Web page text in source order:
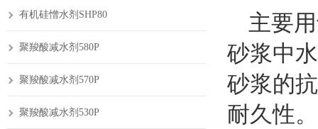
主要
砂浆中
砂浆的
耐久性。
有机硅憎水剂SHP80
聚羧酸减水剂580P
聚羧酸减水剂570P
聚羧酸减水剂530P